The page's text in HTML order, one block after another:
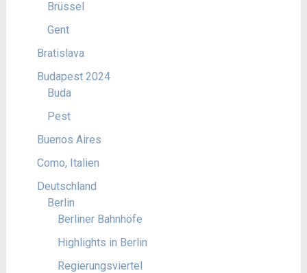
Brüssel
Gent
Bratislava
Budapest 2024
Buda
Pest
Buenos Aires
Como, Italien
Deutschland
Berlin
Berliner Bahnhöfe
Highlights in Berlin
Regierungsviertel